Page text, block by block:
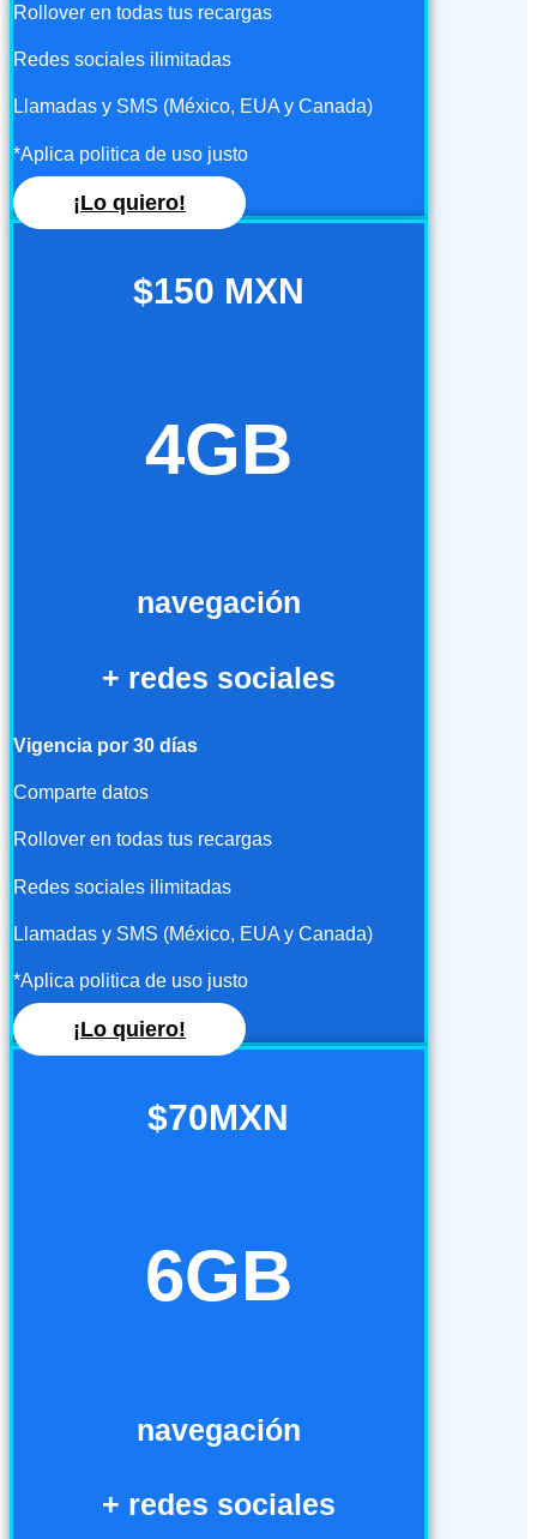
Rollover en todas tus recargas
Redes sociales ilimitadas
Llamadas y SMS (México, EUA y Canada)
*Aplica politica de uso justo
¡Lo quiero!
$150 MXN
4GB
navegación
+ redes sociales
Vigencia por 30 días
Comparte datos
Rollover en todas tus recargas
Redes sociales ilimitadas
Llamadas y SMS (México, EUA y Canada)
*Aplica politica de uso justo
¡Lo quiero!
$70MXN
6GB
navegación
+ redes sociales